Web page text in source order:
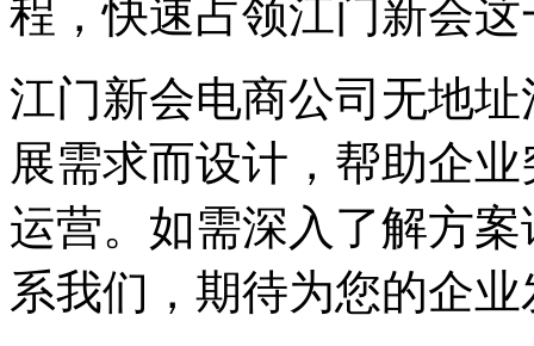
程，快速占领江门新会
江门新会电商公司无地
展需求而设计，帮助企
运营。如需深入了解方
系我们，期待为您的企